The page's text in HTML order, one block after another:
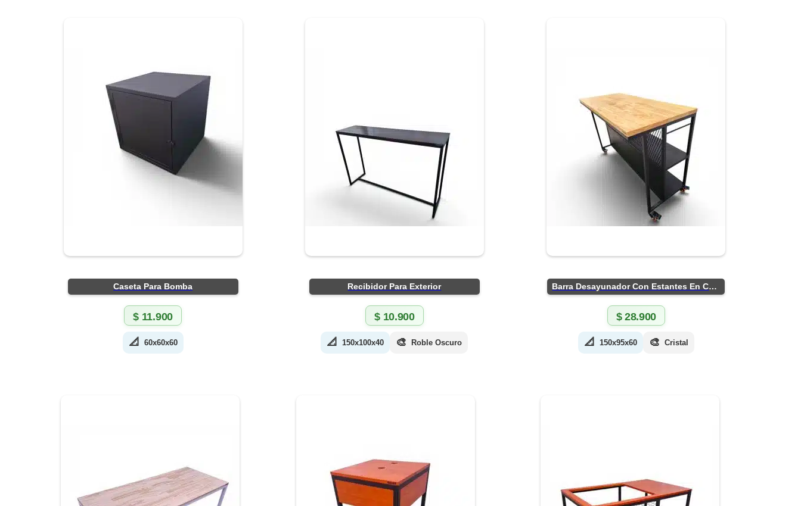
Caseta Para Bomba
$ 11.900
📐 60x60x60
Recibidor Para Exterior
$10.900
📐 150x100x40 🎨 Roble Oscuro
Barra Desayunador Con Estantes En Chapa
$28.900
📐 150x95x60 🎨 Cristal